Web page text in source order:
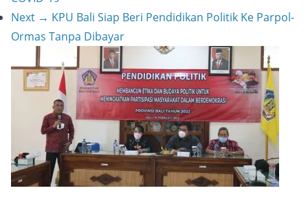
Next → KPU Bali Siap Beri Pendidikan Politik Ke Parpol-
Ormas Tanpa Dibayar